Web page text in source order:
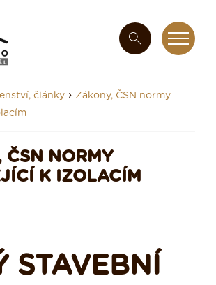
články › Zákony, ČSN normy
ČSN NORMY
K IZOLACÍM
STAVEBNÍ